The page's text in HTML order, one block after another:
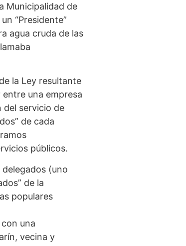
Municipalidad de
“Presidente”
agua cruda de las
la Ley resultante
una empresa
del servicio de
de cada
públicos.
(uno
de la
populares
una
vecina y